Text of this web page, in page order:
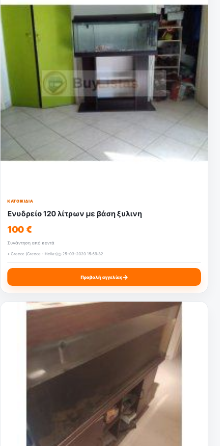
ΚΑΤΟΙΚΊΔΙΑ
Ενυδρείο 120 λίτρων με βάση ξυλινη
100 €
Συνάντηση από κοντά
⌖ Greece (Greece - Hellas)◷ 25-03-2020 15:59:32
Προβολή αγγελίας→